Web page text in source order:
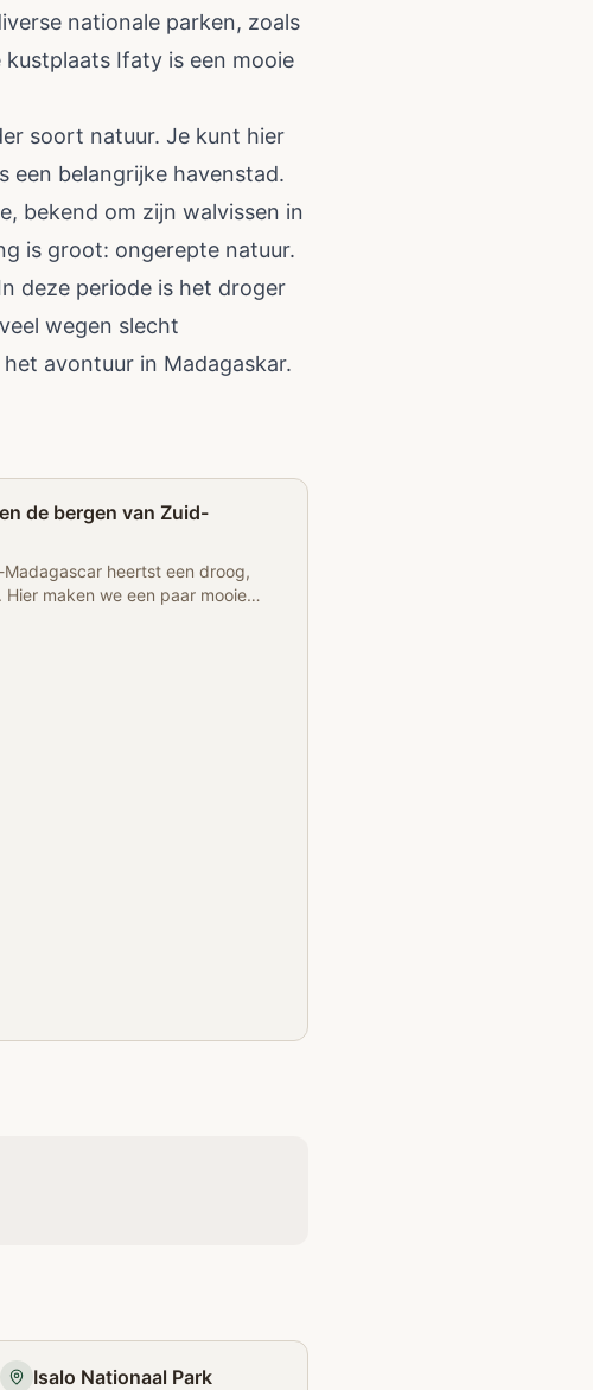
nationale parken, zoals
Ifaty is een mooie
soort natuur. Je kunt hier
een belangrijke havenstad.
bekend om zijn walvissen in
is groot: ongerepte natuur.
deze periode is het droger
wegen slecht
avontuur in Madagaskar.
de bergen van Zuid-
heertst een droog,
maken we een paar mooie
Isalo Nationaal Park